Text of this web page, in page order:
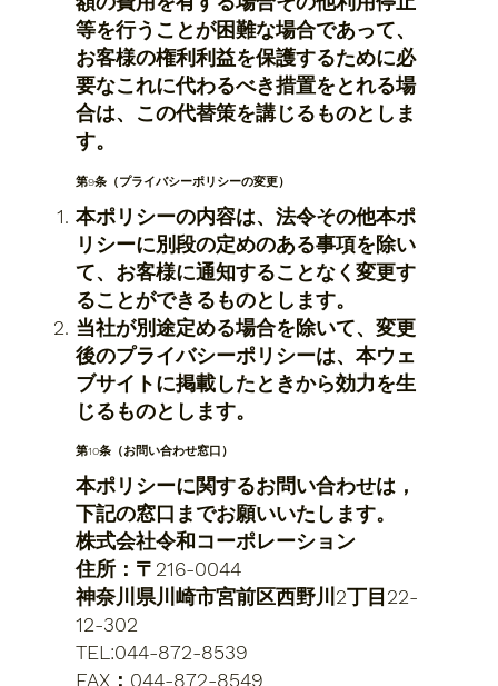
等を行うことが困難な場合であって、
お客様の権利利益を保護するために必
要なこれに代わるべき措置をとれる場
合は、この代替策を講じるものとしま
す。
​第9条（プライバシーポリシーの変更）
本ポリシーの内容は、法令その他本ポ
リシーに別段の定めのある事項を除い
て、お客様に通知することなく変更す
ることができるものとします。
当社が別途定める場合を除いて、変更
後のプライバシーポリシーは、本ウェ
ブサイトに掲載したときから効力を生
じるものとします。
第10条（お問い合わせ窓口）
​​本ポリシーに関するお問い合わせは，
下記の窓口までお願いいたします。
株式会社令和コーポレーション
住所：〒216-0044
神奈川県川崎市宮前区西野川2丁目22-
12-302
TEL:044-872-8539
FAX：044-872-8549